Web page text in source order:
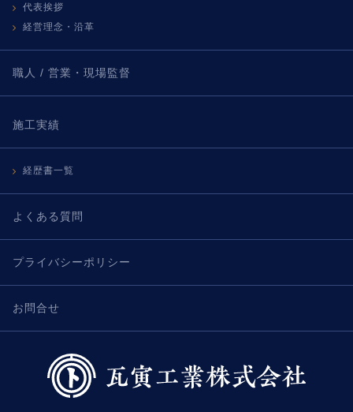
代表挨拶
経営理念・沿革
職人 / 営業・現場監督
施工実績
経歴書一覧
よくある質問
プライバシーポリシー
お問合せ